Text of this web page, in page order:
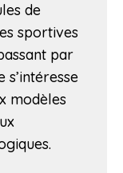
de
sportives
par
s’intéresse
modèles